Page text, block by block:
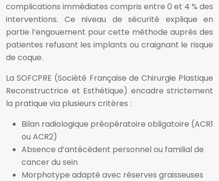
complications immédiates compris entre 0 et 4 % des
interventions. Ce niveau de sécurité explique en
partie l’engouement pour cette méthode auprès des
patientes refusant les implants ou craignant le risque
de coque.
La SOFCPRE (Société Française de Chirurgie Plastique
Reconstructrice et Esthétique) encadre strictement
la pratique via plusieurs critères :
Bilan radiologique préopératoire obligatoire (ACR1
ou ACR2)
Absence d’antécédent personnel ou familial de
cancer du sein
Morphotype adapté avec réserves graisseuses